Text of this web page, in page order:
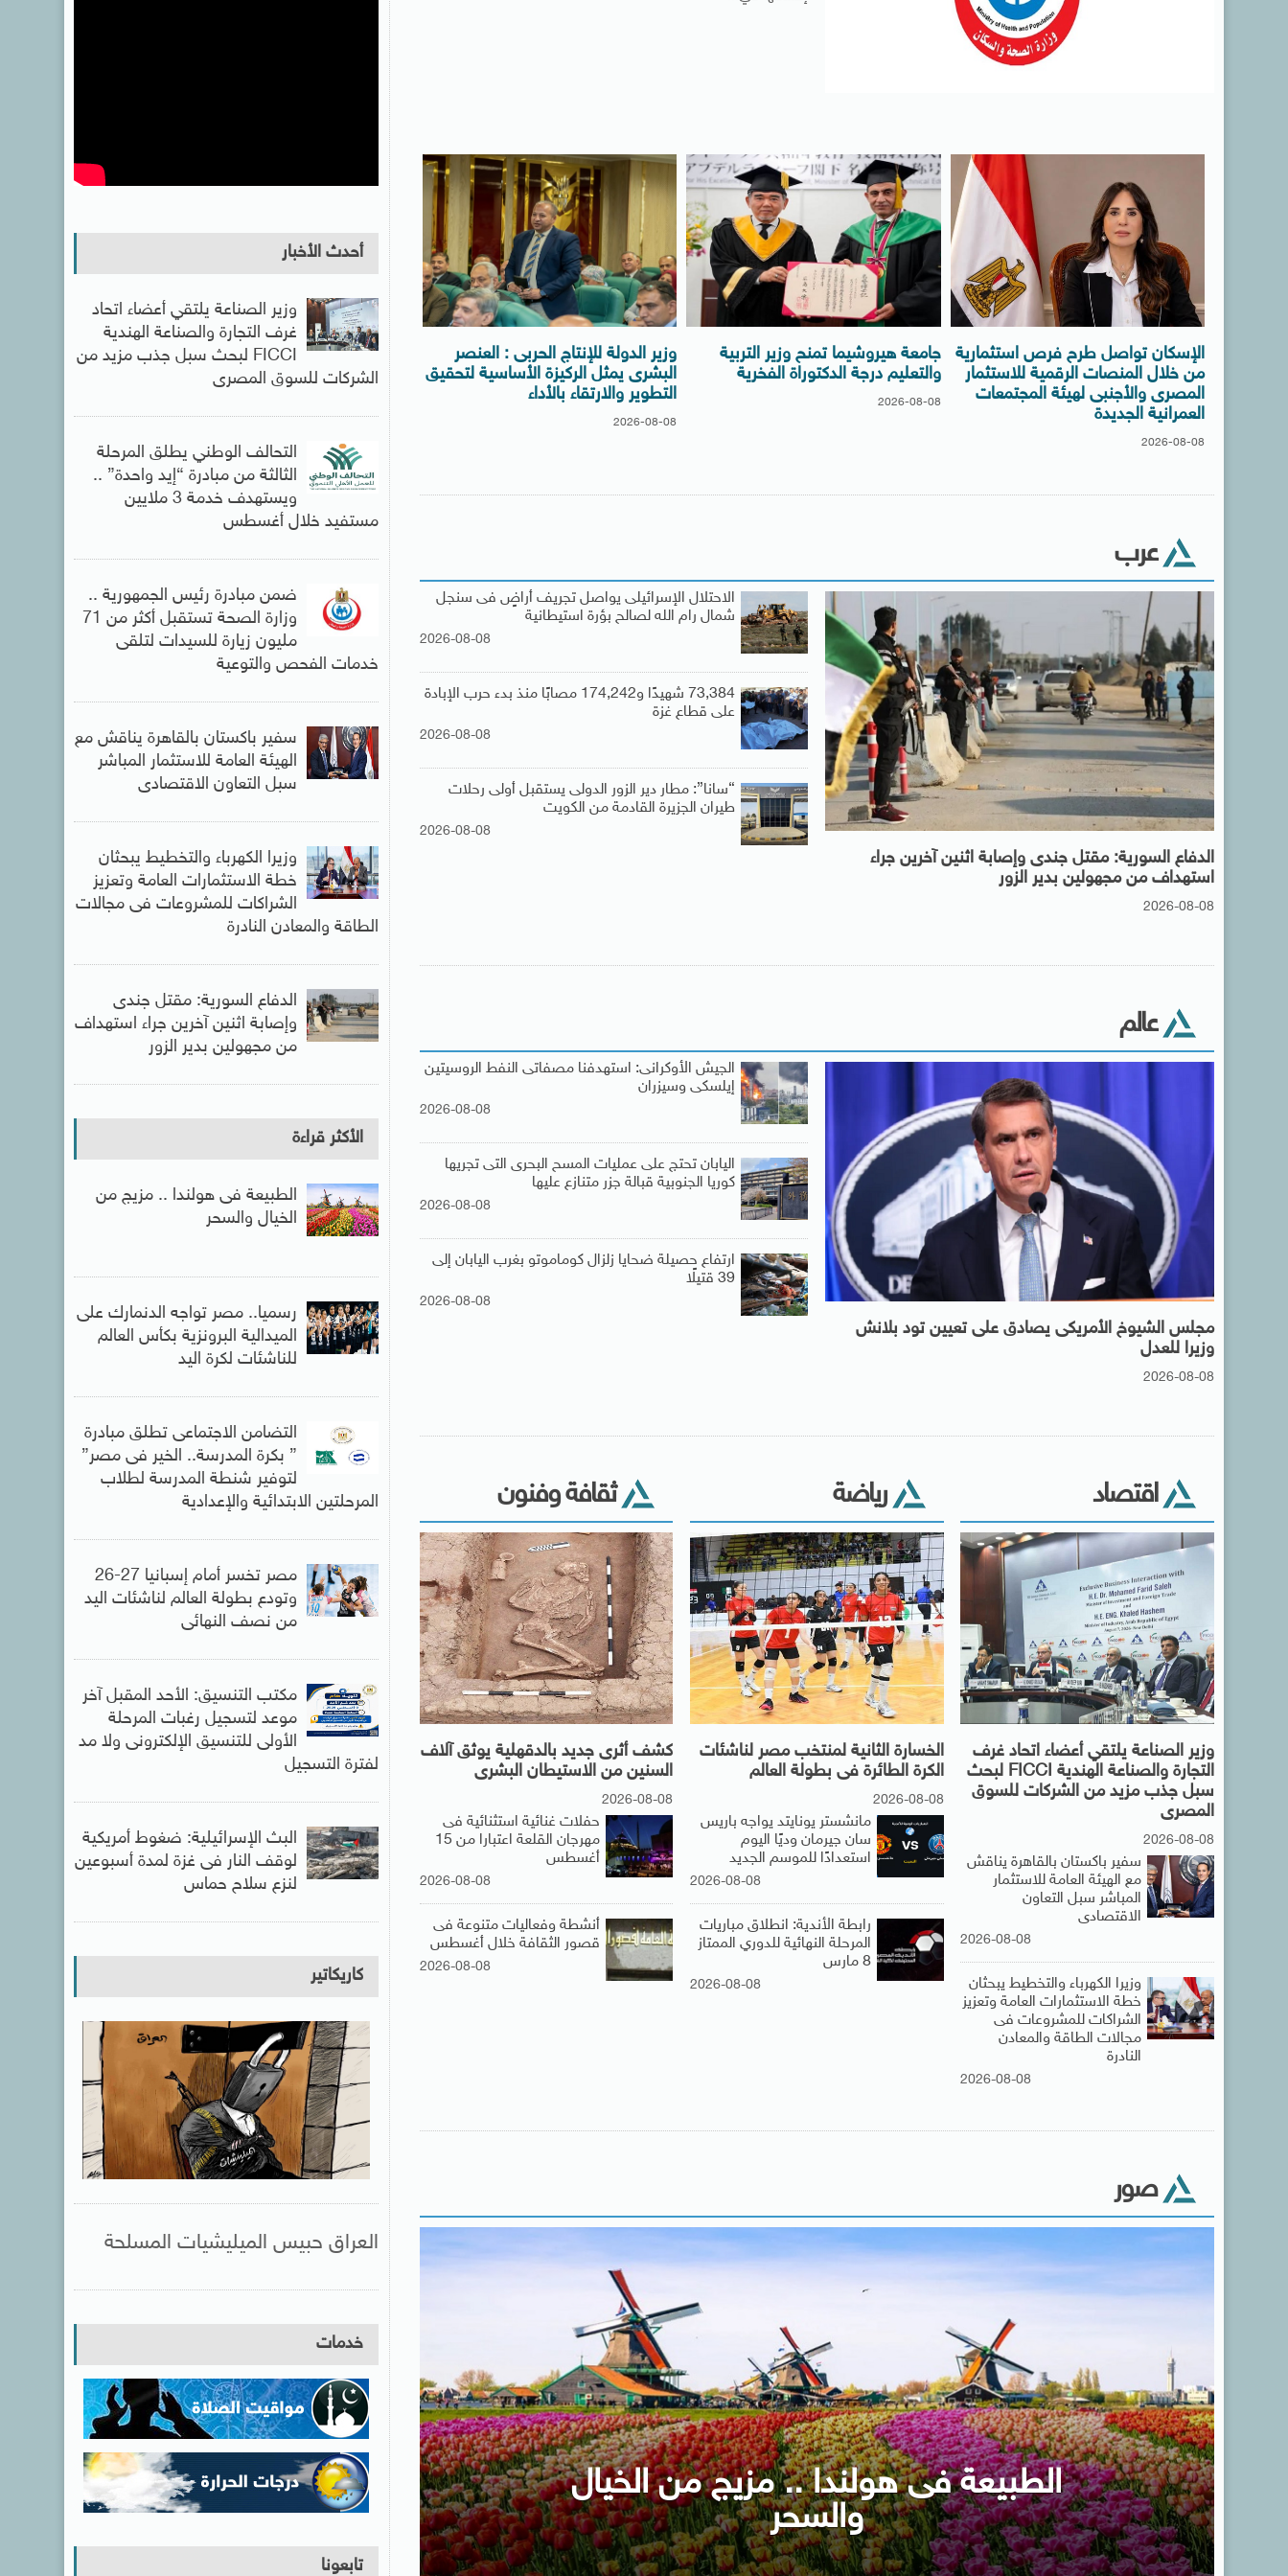
الإسكان تواصل طرح فرص استثمارية
من خلال المنصات الرقمية للاستثمار
المصرى والأجنبى لهيئة المجتمعات
العمرانية الجديدة
2026-08-08
جامعة هيروشيما تمنح وزير التربية
والتعليم درجة الدكتوراة الفخرية
2026-08-08
وزير الدولة للإنتاج الحربى : العنصر
البشرى يمثل الركيزة الأساسية لتحقيق
التطوير والارتقاء بالأداء
2026-08-08
عرب
الاحتلال الإسرائيلى يواصل تجريف أراضٍ فى سنجل
شمال رام الله لصالح بؤرة استيطانية
2026-08-08
73,384 شهيدًا و174,242 مصابًا منذ بدء حرب الإبادة
على قطاع غزة
2026-08-08
“سانا”: مطار دير الزور الدولى يستقبل أولى رحلات
طيران الجزيرة ‏القادمة من الكويت
2026-08-08
الدفاع السورية: مقتل جندى وإصابة اثنين آخرين جراء
استهداف من مجهولين بدير الزور
2026-08-08
عالم
الجيش الأوكرانى: استهدفنا مصفاتى النفط الروسيتين
إيلسكى وسيزران
2026-08-08
اليابان تحتج على عمليات المسح البحرى التى تجريها
كوريا الجنوبية قبالة جزر متنازع عليها
2026-08-08
ارتفاع حصيلة ضحايا زلزال كوماموتو بغرب اليابان إلى
39 قتيلًا
2026-08-08
مجلس الشيوخ الأمريكى يصادق على تعيين تود بلانش
وزيرا للعدل
2026-08-08
ثقافة وفنون
كشف أثرى جديد بالدقهلية يوثق آلاف
السنين من الاستيطان البشرى
2026-08-08
حفلات غنائية استثنائية فى
مهرجان القلعة اعتبارا من 15
أغسطس
2026-08-08
أنشطة وفعاليات متنوعة فى
قصور الثقافة خلال أغسطس
2026-08-08
رياضة
الخسارة الثانية لمنتخب مصر لناشئات
الكرة الطائرة فى بطولة العالم
2026-08-08
مانشستر يونايتد يواجه باريس
سان جيرمان وديًا اليوم
استعدادًا للموسم الجديد
2026-08-08
رابطة الأندية: انطلاق مباريات
المرحلة النهائية للدوري الممتاز
8 مارس
2026-08-08
اقتصاد
وزير الصناعة يلتقي أعضاء اتحاد غرف
التجارة والصناعة الهندية FICCI لبحث
سبل جذب مزيد من الشركات للسوق
المصرى
2026-08-08
سفير باكستان بالقاهرة يناقش
مع الهيئة العامة للاستثمار
المباشر سبل التعاون
الاقتصادى
2026-08-08
وزيرا الكهرباء والتخطيط يبحثان
خطة الاستثمارات العامة وتعزيز
الشراكات للمشروعات فى
مجالات الطاقة والمعادن
النادرة
2026-08-08
صور
الطبيعة فى هولندا .. مزيج من الخيال
والسحر
أحدث الأخبار
وزير الصناعة يلتقي أعضاء اتحاد
غرف التجارة والصناعة الهندية
FICCI لبحث سبل جذب مزيد من
الشركات للسوق المصرى
التحالف الوطني يطلق المرحلة
الثالثة من مبادرة “إيد واحدة” ..
ويستهدف خدمة 3 ملايين
مستفيد خلال أغسطس
ضمن مبادرة رئيس الجمهورية ..
وزارة الصحة تستقبل أكثر من 71
مليون زيارة للسيدات لتلقى
خدمات الفحص والتوعية
سفير باكستان بالقاهرة يناقش مع
الهيئة العامة للاستثمار المباشر
سبل التعاون الاقتصادى
وزيرا الكهرباء والتخطيط يبحثان
خطة الاستثمارات العامة وتعزيز
الشراكات للمشروعات فى مجالات
الطاقة والمعادن النادرة
الدفاع السورية: مقتل جندى
وإصابة اثنين آخرين جراء استهداف
من مجهولين بدير الزور
الأكثر قراءة
الطبيعة فى هولندا .. مزيج من
الخيال والسحر
رسميا.. مصر تواجه الدنمارك على
الميدالية البرونزية بكأس العالم
للناشئات لكرة اليد
التضامن الاجتماعى تطلق مبادرة
” بكرة المدرسة.. الخير فى مصر”
لتوفير شنطة المدرسة لطلاب
المرحلتين الابتدائية والإعدادية
مصر تخسر أمام إسبانيا 27-26
وتودع بطولة العالم لناشئات اليد
من نصف النهائى
مكتب التنسيق: الأحد المقبل آخر
موعد لتسجيل رغبات المرحلة
الأولى للتنسيق الإلكترونى ولا مد
لفترة التسجيل
البث الإسرائيلية: ضغوط أمريكية
لوقف النار فى غزة لمدة أسبوعين
لنزع سلاح حماس
كاريكاتير
العراق حبيس الميليشيات المسلحة
خدمات
تابعونا